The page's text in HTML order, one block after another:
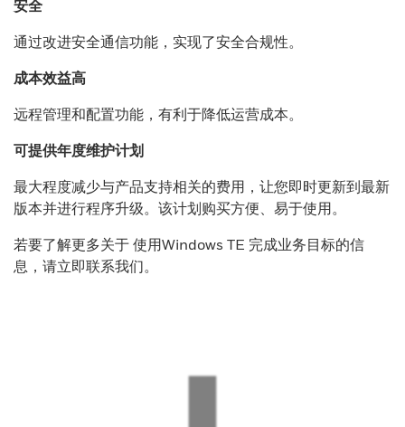
安全
通过改进安全通信功能，实现了安全合规性。
成本效益高
远程管理和配置功能，有利于降低运营成本。
可提供年度维护计划
最大程度减少与产品支持相关的费用，让您即时更新到最新
版本并进行程序升级。该计划购买方便、易于使用。
若要了解更多关于 使用Windows TE 完成业务目标的信
息，请立即联系我们。